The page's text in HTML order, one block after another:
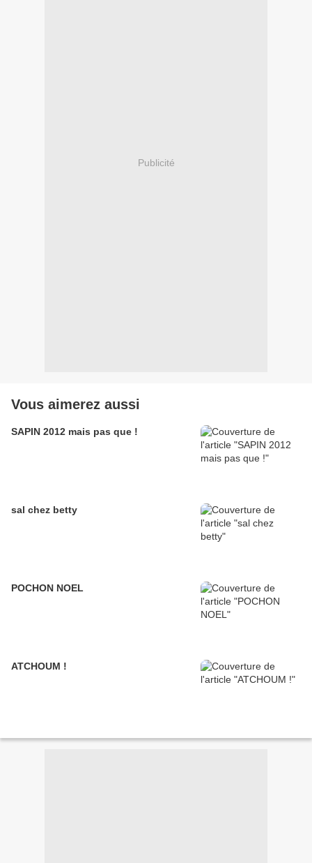
Publicité
Vous aimerez aussi
SAPIN 2012 mais pas que !
sal chez betty
POCHON NOEL
ATCHOUM !